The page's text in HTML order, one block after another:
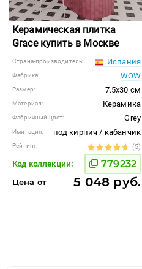
Керамическая плитка
Grace купить в Москве
Страна-производитель: Испания
Фабрика: WOW
Размер: 7.5x30 см
Материал: Керамика
Фабричный цвет: Grey
Имитация: под кирпич / кабанчик
Рейтинг: (5)
Код коллекции: 779232
Цена от 5 048 руб.